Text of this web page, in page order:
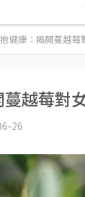
健康：揭開蔓越莓
越莓對
26